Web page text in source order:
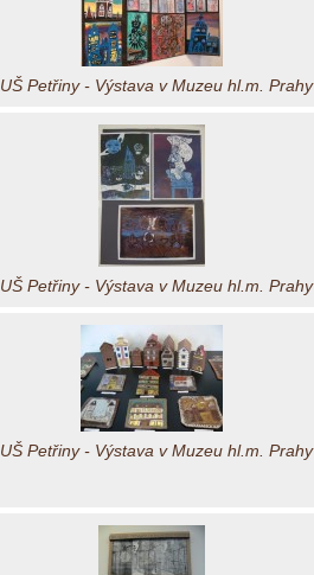
Petřiny - Výstava v Muzeu hl.m. Prahy
Petřiny - Výstava v Muzeu hl.m. Prahy
Petřiny - Výstava v Muzeu hl.m. Prahy